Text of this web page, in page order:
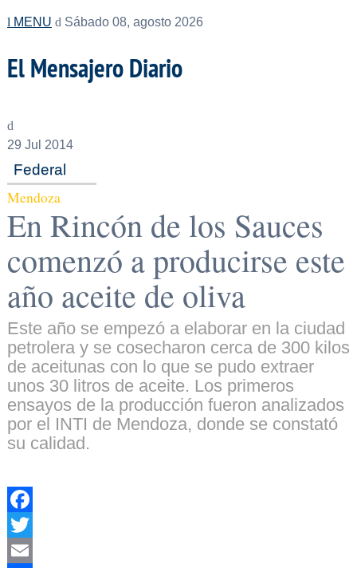
MENU Sábado 08, agosto 2026
El Mensajero Diario
29 Jul 2014
Federal
Mendoza
En Rincón de los Sauces
comenzó a producirse este
año aceite de oliva
Este año se empezó a elaborar en la ciudad
petrolera y se cosecharon cerca de 300 kilos
de aceitunas con lo que se pudo extraer
unos 30 litros de aceite. Los primeros
ensayos de la producción fueron analizados
por el INTI de Mendoza, donde se constató
su calidad.
Facebook
Twitter